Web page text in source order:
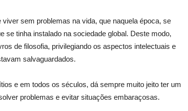
sem problemas na vida, que naquela época, se
se tinha instalado na sociedade global. Deste modo,
de filosofia, privilegiando os aspectos intelectuais e
salvaguardados.
e em todos os séculos, dá sempre muito jeito ter um
problemas e evitar situações embaraçosas.